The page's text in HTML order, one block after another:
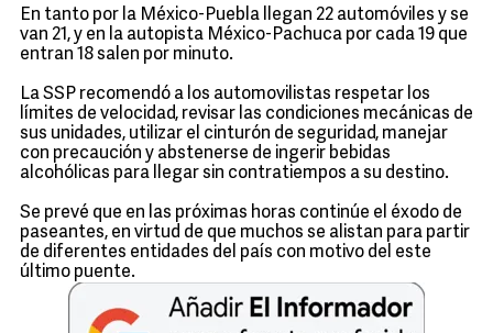
En tanto por la México-Puebla llegan 22 automóviles y se
van 21, y en la autopista México-Pachuca por cada 19 que
entran 18 salen por minuto.
La SSP recomendó a los automovilistas respetar los
límites de velocidad, revisar las condiciones mecánicas de
sus unidades, utilizar el cinturón de seguridad, manejar
con precaución y abstenerse de ingerir bebidas
alcohólicas para llegar sin contratiempos a su destino.
Se prevé que en las próximas horas continúe el éxodo de
paseantes, en virtud de que muchos se alistan para partir
de diferentes entidades del país con motivo del este
último puente.